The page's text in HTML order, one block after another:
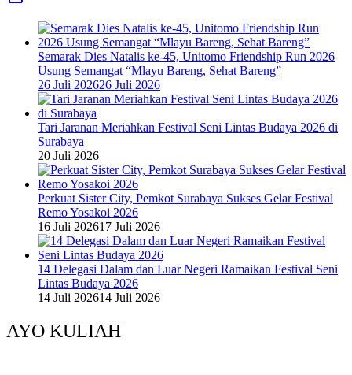
Semarak Dies Natalis ke-45, Unitomo Friendship Run 2026
Usung Semangat “Mlayu Bareng, Sehat Bareng”
26 Juli 202626 Juli 2026
Tari Jaranan Meriahkan Festival Seni Lintas Budaya 2026 di
Surabaya
20 Juli 2026
Perkuat Sister City, Pemkot Surabaya Sukses Gelar Festival
Remo Yosakoi 2026
16 Juli 202617 Juli 2026
14 Delegasi Dalam dan Luar Negeri Ramaikan Festival Seni
Lintas Budaya 2026
14 Juli 202614 Juli 2026
AYO KULIAH